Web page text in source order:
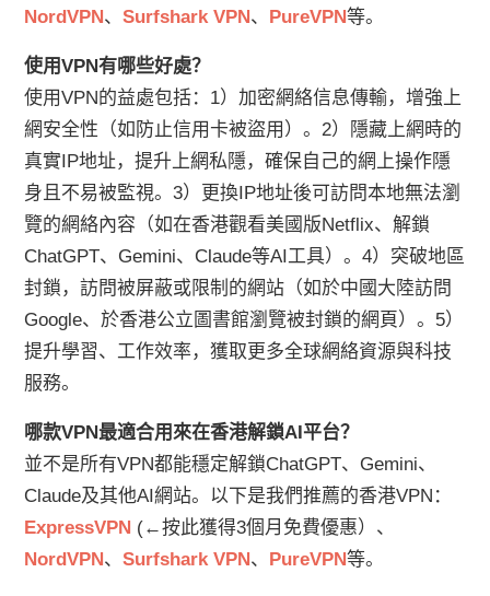
NordVPN、 Surfshark VPN、 PureVPN等。
使用VPN有哪些好處？
使用VPN的益處包括：1）加密網絡信息傳輸，增強上
網安全性（如防止信用卡被盜用）。2）隱藏上網時的
真實IP地址，提升上網私隱，確保自己的網上操作隱
身且不易被監視。3）更換IP地址後可訪問本地無法瀏
覽的網絡內容（如在香港觀看美國版Netflix、解鎖
ChatGPT、Gemini、Claude等AI工具）。4）突破地區
封鎖，訪問被屏蔽或限制的網站（如於中國大陸訪問
Google、於香港公立圖書館瀏覽被封鎖的網頁）。5）
提升學習、工作效率，獲取更多全球網絡資源與科技
服務。
哪款VPN最適合用來在香港解鎖AI平台？
並不是所有VPN都能穩定解鎖ChatGPT、Gemini、
Claude及其他AI網站。以下是我們推薦的香港VPN：
ExpressVPN (←按此獲得3個月免費優惠）、
NordVPN、 Surfshark VPN、 PureVPN等。